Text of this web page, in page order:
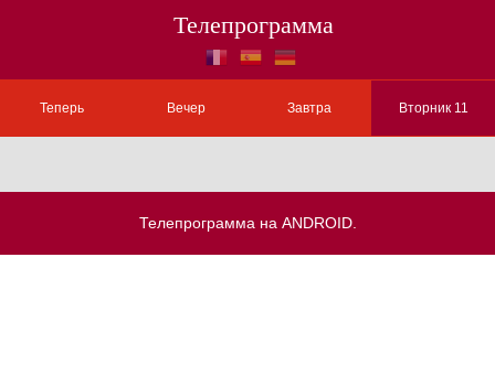
Телепрограмма
Теперь Вечер Завтра Вторник 11
Телепрограмма на ANDROID.